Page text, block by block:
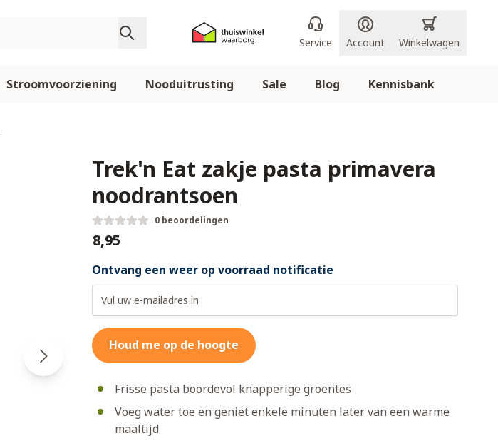
Stroomvoorziening Nooduitrusting Sale Blog Kennisbank
Service Account Winkelwagen
Trek'n Eat zakje pasta primavera
noodrantsoen
0 beoordelingen
€8,95
Ontvang een weer op voorraad notificatie
Houd me op de hoogte
Frisse pasta boordevol knapperige groentes
Voeg water toe en geniet enkele minuten later van een warme
maaltijd